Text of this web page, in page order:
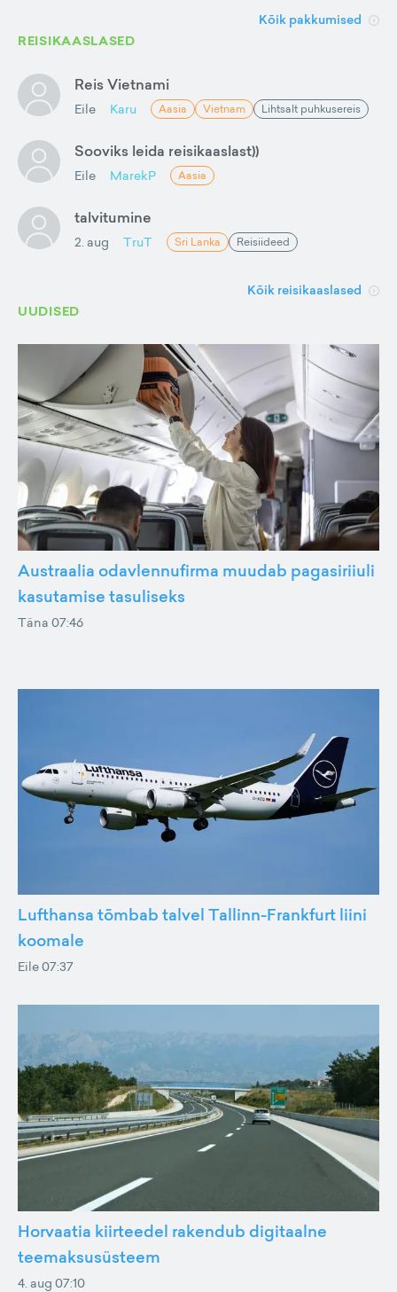
Kõik pakkumised
REISIKAASLASED
Reis Vietnami
Eile Karu Aasia Vietnam Lihtsalt puhkusereis
Sooviks leida reisikaaslast))
Eile MarekP Aasia
talvitumine
2. aug TruT Sri Lanka Reisiideed
Kõik reisikaaslased
UUDISED
Austraalia odavlennufirma muudab pagasiriiuli
kasutamise tasuliseks
Täna 07:46
Lufthansa tõmbab talvel Tallinn-Frankfurt liini
koomale
Eile 07:37
Horvaatia kiirteedel rakendub digitaalne
teemaksusüsteem
4. aug 07:10